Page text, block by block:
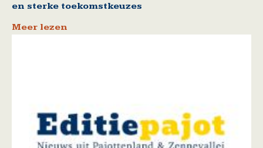
en sterke toekomstkeuzes
Meer lezen